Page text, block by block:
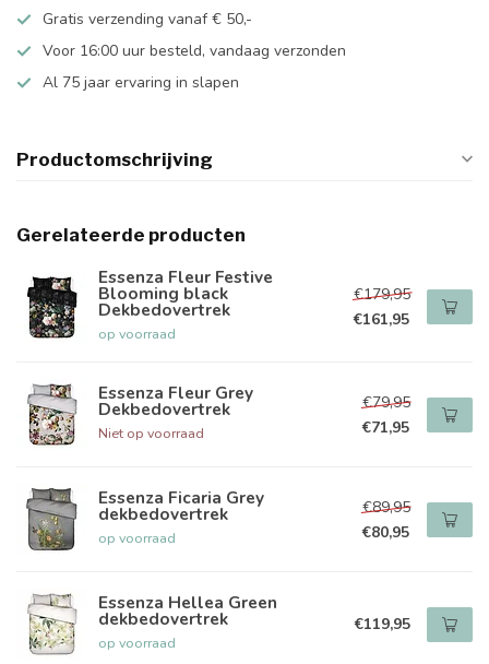
Gratis verzending vanaf € 50,-
Voor 16:00 uur besteld, vandaag verzonden
Al 75 jaar ervaring in slapen
Productomschrijving
Gerelateerde producten
Essenza Fleur Festive
Blooming black
Dekbedovertrek
op voorraad
€179,95
€161,95
Essenza Fleur Grey
Dekbedovertrek
Niet op voorraad
€79,95
€71,95
Essenza Ficaria Grey
dekbedovertrek
op voorraad
€89,95
€80,95
Essenza Hellea Green
dekbedovertrek
op voorraad
€119,95